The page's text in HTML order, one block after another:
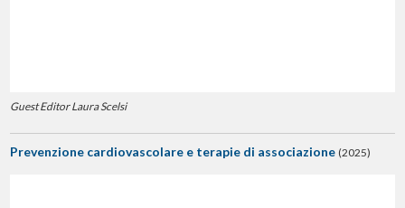
Guest Editor Laura Scelsi
Prevenzione cardiovascolare e terapie di associazione (2025)